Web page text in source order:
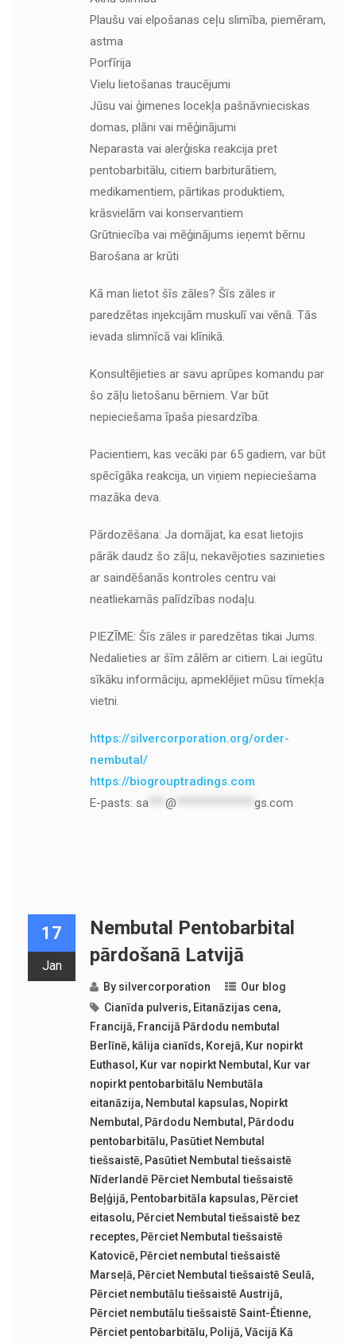
Plaušu vai elpošanas ceļu slimība, piemēram,
astma
Porfīrija
Vielu lietošanas traucējumi
Jūsu vai ģimenes locekļa pašnāvnieciskas
domas, plāni vai mēģinājumi
Neparasta vai alerģiska reakcija pret
pentobarbitālu, citiem barbiturātiem,
medikamentiem, pārtikas produktiem,
krāsvielām vai konservantiem
Grūtniecība vai mēģinājums ieņemt bērnu
Barošana ar krūti
Kā man lietot šīs zāles? Šīs zāles ir
paredzētas injekcijām muskulī vai vēnā. Tās
ievada slimnīcā vai klīnikā.
Konsultējieties ar savu aprūpes komandu par
šo zāļu lietošanu bērniem. Var būt
nepieciešama īpaša piesardzība.
Pacientiem, kas vecāki par 65 gadiem, var būt
spēcīgāka reakcija, un viņiem nepieciešama
mazāka deva.
Pārdozēšana: Ja domājat, ka esat lietojis
pārāk daudz šo zāļu, nekavējoties sazinieties
ar saindēšanās kontroles centru vai
neatliekamās palīdzības nodaļu.
PIEZĪME: Šīs zāles ir paredzētas tikai Jums.
Nedalieties ar šīm zālēm ar citiem. Lai iegūtu
sīkāku informāciju, apmeklējiet mūsu tīmekļa
vietni.
https://silvercorporation.org/order-
nembutal/
https://biogrouptradings.com
E-pasts: sa @ gs.com
17
Jan
Nembutal Pentobarbital
pārdošanā Latvijā
By silvercorporation
Our blog
Cianīda pulveris, Eitanāzijas cena,
Francijā, Francijā Pārdodu nembutal
Berlīnē, kālija cianīds, Korejā, Kur nopirkt
Euthasol , Kur var nopirkt Nembutal , Kur var
nopirkt pentobarbitālu Nembutāla
eitanāzija, Nembutal kapsulas, Nopirkt
Nembutal , Pārdodu Nembutal , Pārdodu
pentobarbitālu, Pasūtiet Nembutal
tiešsaistē, Pasūtiet Nembutal tiešsaistē
Nīderlandē Pērciet Nembutal tiešsaistē
Beļģijā, Pentobarbitāla kapsulas, Pērciet
eitasolu, Pērciet Nembutal tiešsaistē bez
receptes, Pērciet Nembutal tiešsaistē
Katovicē, Pērciet nembutal tiešsaistē
Marseļā, Pērciet Nembutal tiešsaistē Seulā,
Pērciet nembutālu tiešsaistē Austrijā,
Pērciet nembutālu tiešsaistē Saint-Étienne,
Pērciet pentobarbitālu, Polijā,Vācijā Kā